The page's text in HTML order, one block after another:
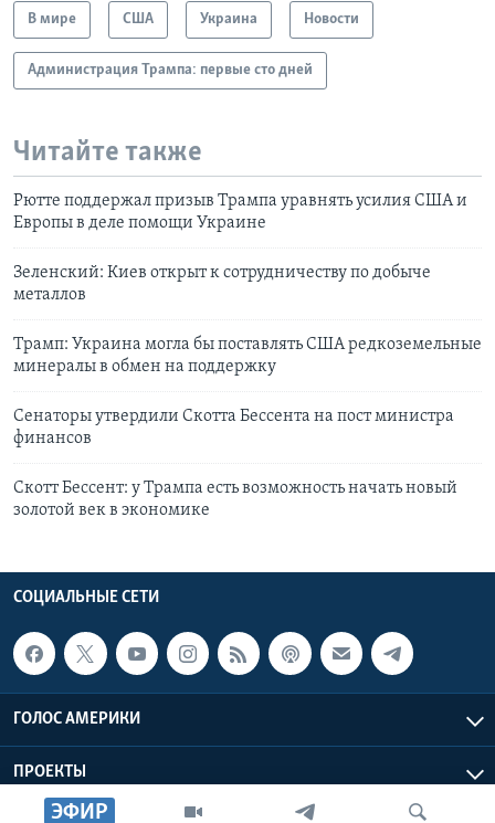
ЭФИР
В мире США Украина Новости
Администрация Трампа: первые сто дней
Читайте также
Рютте поддержал призыв Трампа уравнять усилия США и
Европы в деле помощи Украине
Зеленский: Киев открыт к сотрудничеству по добыче
металлов
Трамп: Украина могла бы поставлять США редкоземельные
минералы в обмен на поддержку
Сенаторы утвердили Скотта Бессента на пост министра
финансов
Скотт Бессент: у Трампа есть возможность начать новый
золотой век в экономике
СОЦИАЛЬНЫЕ СЕТИ
ГОЛОС АМЕРИКИ
ПРОЕКТЫ